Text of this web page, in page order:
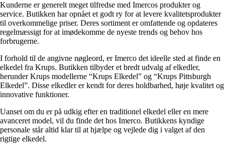
Kunderne er generelt meget tilfredse med Imercos produkter og
service. Butikken har opnået et godt ry for at levere kvalitetsprodukter
til overkommelige priser. Deres sortiment er omfattende og opdateres
regelmæssigt for at imødekomme de nyeste trends og behov hos
forbrugerne.
I forhold til de angivne nøgleord, er Imerco det ideelle sted at finde en
elkedel fra Krups. Butikken tilbyder et bredt udvalg af elkedler,
herunder Krups modellerne “Krups Elkedel” og “Krups Pittsburgh
Elkedel”. Disse elkedler er kendt for deres holdbarhed, høje kvalitet og
innovative funktioner.
Uanset om du er på udkig efter en traditionel elkedel eller en mere
avanceret model, vil du finde det hos Imerco. Butikkens kyndige
personale står altid klar til at hjælpe og vejlede dig i valget af den
rigtige elkedel.